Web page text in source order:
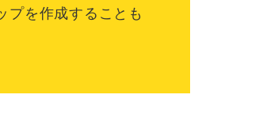
プを作成することも